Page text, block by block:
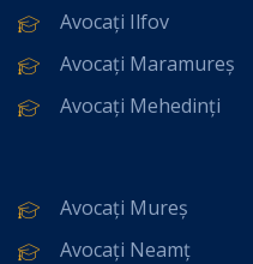
Avocați Ilfov
Avocați Maramureș
Avocați Mehedinți
Avocați Mureș
Avocați Neamț